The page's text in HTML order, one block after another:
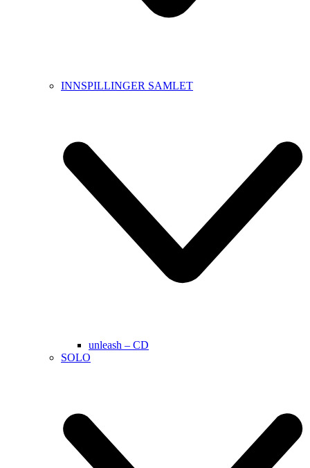
INNSPILLINGER SAMLET
unleash – CD
SOLO